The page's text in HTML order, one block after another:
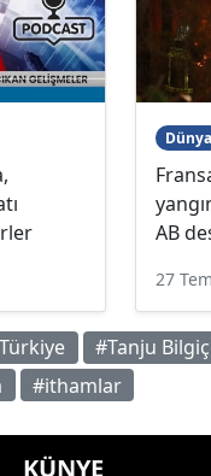
Dünya
AB
27
#Tanju Bilgiç
#ithamlar
KÜNYE